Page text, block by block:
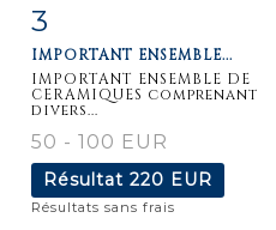
détaillée
3
IMPORTANT ENSEMBLE...
IMPORTANT ENSEMBLE DE
CERAMIQUES comprenant
divers...
50 - 100 EUR
Résultat 220 EUR
Résultats sans frais